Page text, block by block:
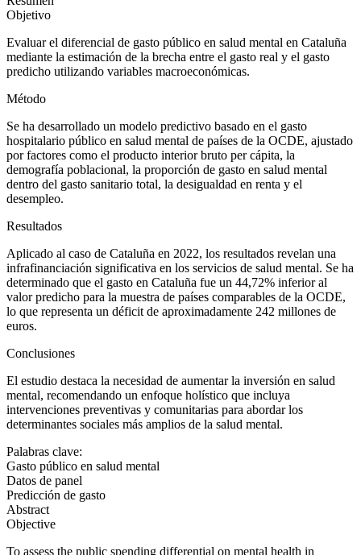
Objetivo
Evaluar el diferencial de gasto público en salud mental en Cataluña
mediante la estimación de la brecha entre el gasto real y el gasto
predicho utilizando variables macroeconómicas.
Método
Se ha desarrollado un modelo predictivo basado en el gasto
hospitalario público en salud mental de países de la OCDE, ajustado
por factores como el producto interior bruto per cápita, la
demografía poblacional, la proporción de gasto en salud mental
dentro del gasto sanitario total, la desigualdad en renta y el
desempleo.
Resultados
Aplicado al caso de Cataluña en 2022, los resultados revelan una
infrafinanciación significativa en los servicios de salud mental. Se ha
determinado que el gasto en Cataluña fue un 44,72% inferior al
valor predicho para la muestra de países comparables de la OCDE,
lo que representa un déficit de aproximadamente 242 millones de
euros.
Conclusiones
El estudio destaca la necesidad de aumentar la inversión en salud
mental, recomendando un enfoque holístico que incluya
intervenciones preventivas y comunitarias para abordar los
determinantes sociales más amplios de la salud mental.
Palabras clave:
Gasto público en salud mental
Datos de panel
Predicción de gasto
Abstract
Objective
To assess the public spending differential on mental health in